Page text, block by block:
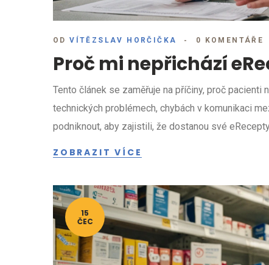
ODVÍTĚZSLAV HORČIČKA 0 KOMENTÁŘE
Proč mi nepřichází
Tento článek se zaměřuje na příčiny, proč
technických problémech, chybách v komunikaci
podniknout, aby zajistili, že dostanou své
ZOBRAZIT VÍCE
15
ČEC